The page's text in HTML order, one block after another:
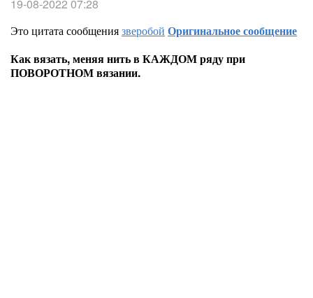
19-08-2022 07:28
Это цитата сообщениязверобой Оригинальное сообщение
Как вязать, меняя нить в КАЖДОМ ряду при
ПОВОРОТНОМ вязании.